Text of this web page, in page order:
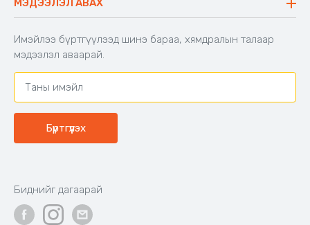
Аяны түшлэгтэй сандал
Захиалга шалгах
Хамтран ажиллах
Холбоо барих
МЭДЭЭЛЭЛ АВАХ
Имэйлээ бүртгүүлээд шинэ бараа, хямдралын талаар
мэдээлэл аваарай.
Бүртгүүлэх
Биднийг дагаарай